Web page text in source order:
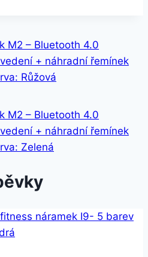
M2 – Bluetooth 4.0
+ náhradní řemínek
Růžová
M2 – Bluetooth 4.0
+ náhradní řemínek
Zelená